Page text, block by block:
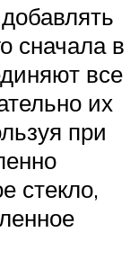
сначала в
все
их
при
стекло,